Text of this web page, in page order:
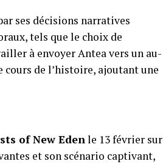
ses décisions narratives
tels que le choix de
à envoyer Antea vers un au-
cours de l’histoire, ajoutant une
of New Edenle 13 février sur
et son scénario captivant,